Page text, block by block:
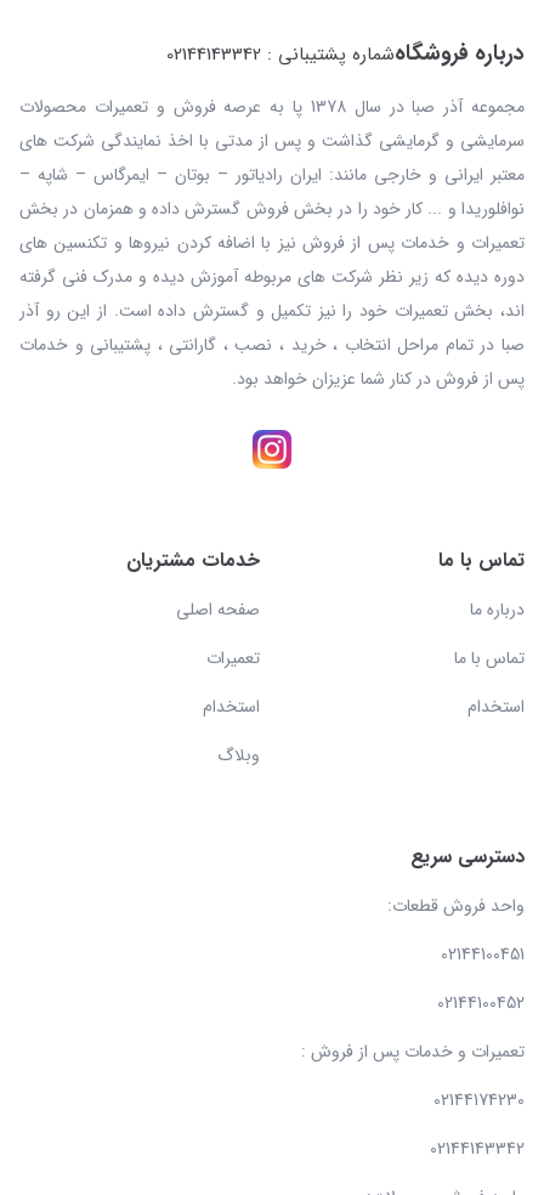
درباره فروشگاهشماره پشتیبانی : 02144143342
مجموعه آذر صبا در سال 1378 پا به عرصه فروش و تعمیرات محصولات
سرمایشی و گرمایشی گذاشت و پس از مدتی با اخذ نمایندگی شرکت های
معتبر ایرانی و خارجی مانند: ایران رادیاتور – بوتان – ایمرگاس – شاپه –
نوافلوریدا و ... کار خود را در بخش فروش گسترش داده و همزمان در بخش
تعمیرات و خدمات پس از فروش نیز با اضافه کردن نیروها و تکنسین های
دوره دیده که زیر نظر شرکت های مربوطه آموزش دیده و مدرک فنی گرفته
اند، بخش تعمیرات خود را نیز تکمیل و گسترش داده است. از این رو آذر
صبا در تمام مراحل انتخاب ، خرید ، نصب ، گارانتی ، پشتیبانی و خدمات
پس از فروش در کنار شما عزیزان خواهد بود.
تماس با ما
درباره ما
تماس با ما
استخدام
خدمات مشتریان
صفحه اصلی
تعمیرات
استخدام
وبلاگ
دسترسی سریع
واحد فروش قطعات:
02144100451
02144100452
تعمیرات و خدمات پس از فروش :
02144174230
02144143342